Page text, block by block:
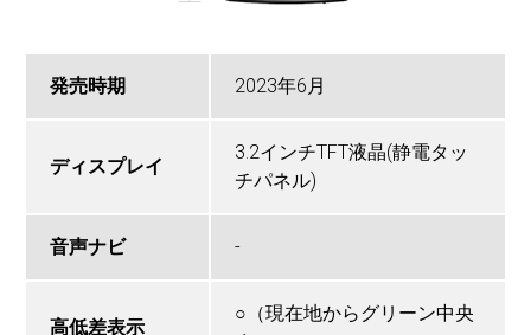
発売時期 2023年6月
ディスプレイ
3.2インチTFT液晶(静電タッ
チパネル)
音声ナビ -
高低差表示
○（現在地からグリーン中央